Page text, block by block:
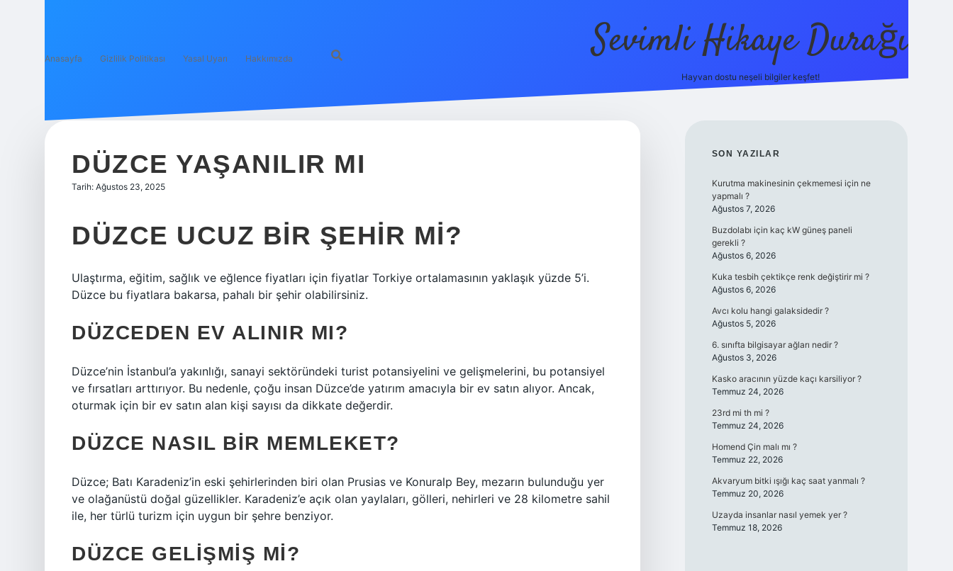
Anasayfa Gizlilik Politikası Yasal Uyarı Hakkımızda Sevimli Hikaye Durağı
Hayvan dostu neşeli bilgiler keşfet!
DÜZCE YAŞANILIR MI
Tarih: Ağustos 23, 2025
DÜZCE UCUZ BIR ŞEHIR MI?
Ulaştırma, eğitim, sağlık ve eğlence fiyatları için fiyatlar Torkiye ortalamasının yaklaşık yüzde 5’i.
Düzce bu fiyatlara bakarsa, pahalı bir şehir olabilirsiniz.
DÜZCEDEN EV ALINIR MI?
Düzce’nin İstanbul’a yakınlığı, sanayi sektöründeki turist potansiyelini ve gelişmelerini, bu potansiyel
ve fırsatları arttırıyor. Bu nedenle, çoğu insan Düzce’de yatırım amacıyla bir ev satın alıyor. Ancak,
oturmak için bir ev satın alan kişi sayısı da dikkate değerdir.
DÜZCE NASIL BIR MEMLEKET?
Düzce; Batı Karadeniz’in eski şehirlerinden biri olan Prusias ve Konuralp Bey, mezarın bulunduğu yer
ve olağanüstü doğal güzellikler. Karadeniz’e açık olan yaylaları, gölleri, nehirleri ve 28 kilometre sahil
ile, her türlü turizm için uygun bir şehre benziyor.
DÜZCE GELIŞMIŞ MI?
SIDEBAR
SON YAZILAR
Kurutma makinesinin çekmemesi için ne
yapmalı ?
Ağustos 7, 2026
Buzdolabı için kaç kW güneş paneli
gerekli ?
Ağustos 6, 2026
Kuka tesbih çektikçe renk değiştirir mi ?
Ağustos 6, 2026
Avcı kolu hangi galaksidedir ?
Ağustos 5, 2026
6. sınıfta bilgisayar ağları nedir ?
Ağustos 3, 2026
Kasko aracının yüzde kaçı karsiliyor ?
Temmuz 24, 2026
23rd mi th mi ?
Temmuz 24, 2026
Homend Çin malı mı ?
Temmuz 22, 2026
Akvaryum bitki ışığı kaç saat yanmalı ?
Temmuz 20, 2026
Uzayda insanlar nasıl yemek yer ?
Temmuz 18, 2026